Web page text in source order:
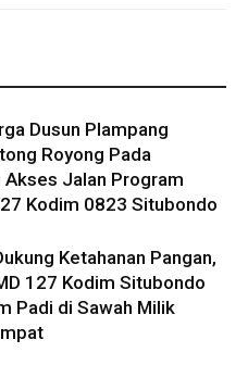
Dusun Plampang
Royong Pada
Akses Jalan Program
Kodim 0823 Situbondo
Ketahanan Pangan,
127 Kodim Situbondo
Padi di Sawah Milik